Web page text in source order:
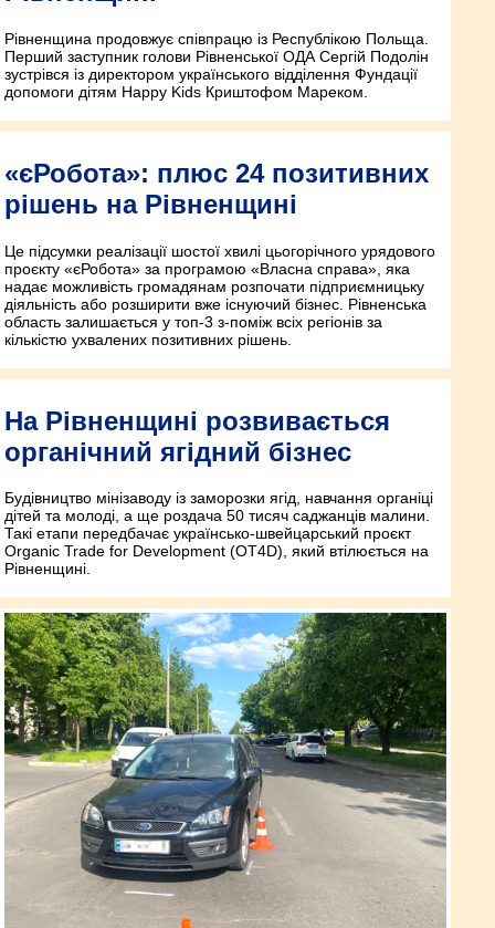
Рівненщина продовжує співпрацю із Республікою Польща.
Перший заступник голови Рівненської ОДА Сергій Подолін
зустрівся із директором українського відділення Фундації
допомоги дітям Happy Kids Криштофом Мареком.
«єРобота»: плюс 24 позитивних
рішень на Рівненщині
Це підсумки реалізації шостої хвилі цьогорічного урядового
проєкту «єРобота» за програмою «Власна справа», яка
надає можливість громадянам розпочати підприємницьку
діяльність або розширити вже існуючий бізнес. Рівненська
область залишається у топ-3 з-поміж всіх регіонів за
кількістю ухвалених позитивних рішень.
На Рівненщині розвивається
органічний ягідний бізнес
Будівництво мінізаводу із заморозки ягід, навчання органіці
дітей та молоді, а ще роздача 50 тисяч саджанців малини.
Такі етапи передбачає українсько-швейцарський проєкт
Organic Trade for Development (OT4D), який втілюється на
Рівненщині.